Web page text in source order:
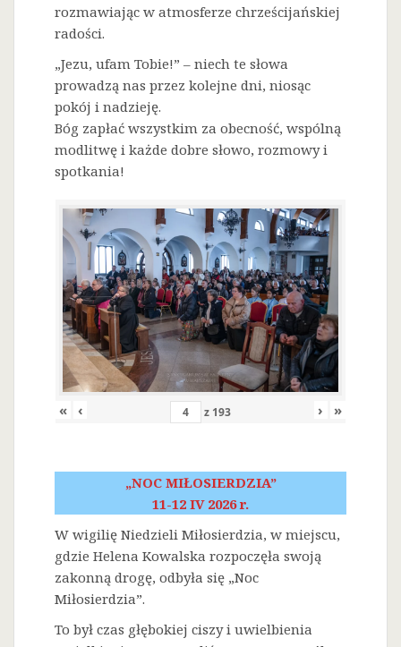
rozmawiając w atmosferze chrześcijańskiej
radości.
„Jezu, ufam Tobie!” – niech te słowa
prowadzą nas przez kolejne dni, niosąc
pokój i nadzieję.
Bóg zapłać wszystkim za obecność, wspólną
modlitwę i każde dobre słowo, rozmowy i
spotkania!
« ‹ z 193 › »
„NOC MIŁOSIERDZIA”
11-12 IV 2026 r.
W wigilię Niedzieli Miłosierdzia, w miejscu,
gdzie Helena Kowalska rozpoczęła swoją
zakonną drogę, odbyła się „Noc
Miłosierdzia”.
To był czas głębokiej ciszy i uwielbienia